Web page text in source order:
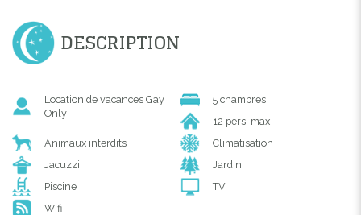
DESCRIPTION
Location de vacances Gay
Only
5 chambres
12 pers. max
Animaux interdits
Climatisation
Jacuzzi
Jardin
Piscine
TV
Wifi